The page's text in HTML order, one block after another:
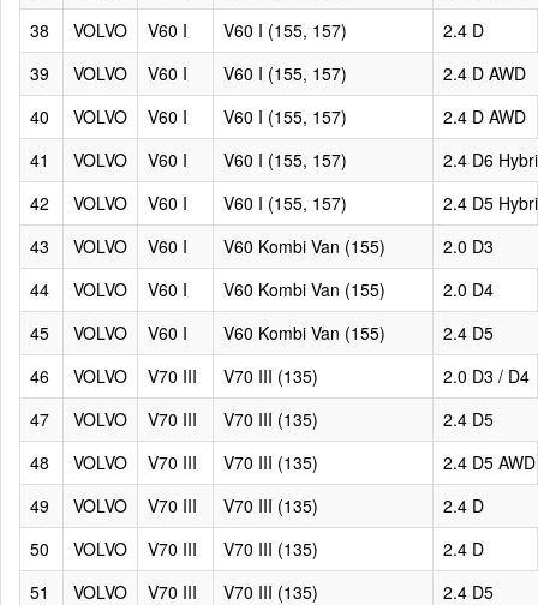
38
VOLVO V60 I V60 I (155, 157)
2.4 D
39
VOLVO V60 I V60 I (155, 157)
2.4 D AWD
40
VOLVO V60 I V60 I (155, 157)
2.4 D AWD
41
VOLVO V60 I V60 I (155, 157)
2.4 D6
42
VOLVO V60 I V60 I (155, 157)
2.4 D5
43
VOLVO V60 I V60 Kombi Van (155)
2.0 D3
44
VOLVO V60 I V60 Kombi Van (155)
2.0 D4
45
VOLVO V60 I V60 Kombi Van (155)
2.4 D5
46
VOLVO V70 III V70 III (135)
2.0 D3 / D4
47
VOLVO V70 III V70 III (135)
2.4 D5
48
VOLVO V70 III V70 III (135)
2.4 D5 AWD
49
VOLVO V70 III V70 III (135)
2.4 D
50
VOLVO V70 III V70 III (135)
2.4 D
51
VOLVO V70 III V70 III (135)
2.4 D5